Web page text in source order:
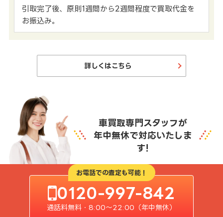
引取完了後、原則1週間から2週間程度で買取代金を
お振込み。
詳しくはこちら
車買取専門スタッフが
年中無休で対応いたしま
す!
お電話での査定も可能！
0120-997-842
通話料無料・8:00〜22:00（年中無休）